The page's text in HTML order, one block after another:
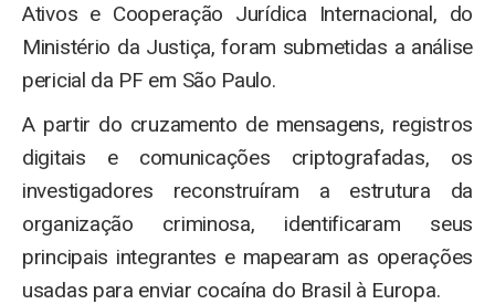
Ativos e Cooperação Jurídica Internacional, do
Ministério da Justiça, foram submetidas a análise
pericial da PF em São Paulo.
A partir do cruzamento de mensagens, registros
digitais e comunicações criptografadas, os
investigadores reconstruíram a estrutura da
organização criminosa, identificaram seus
principais integrantes e mapearam as operações
usadas para enviar cocaína do Brasil à Europa.